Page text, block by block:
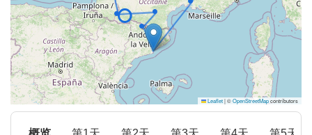
Leaflet|©OpenStreetMapcontributors